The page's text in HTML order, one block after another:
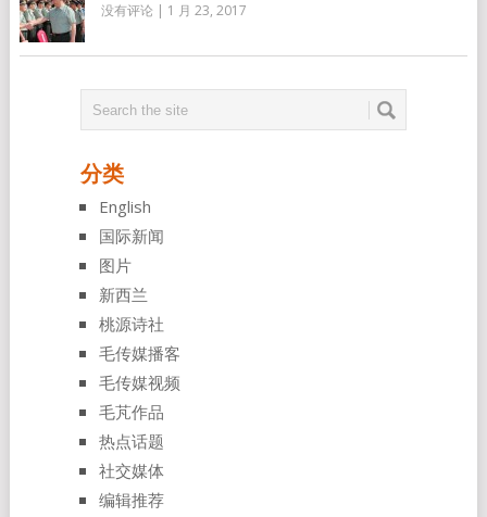
没有评论 | 1 月 23, 2017
分类
English
国际新闻
图片
新西兰
桃源诗社
毛传媒播客
毛传媒视频
毛芃作品
热点话题
社交媒体
编辑推荐